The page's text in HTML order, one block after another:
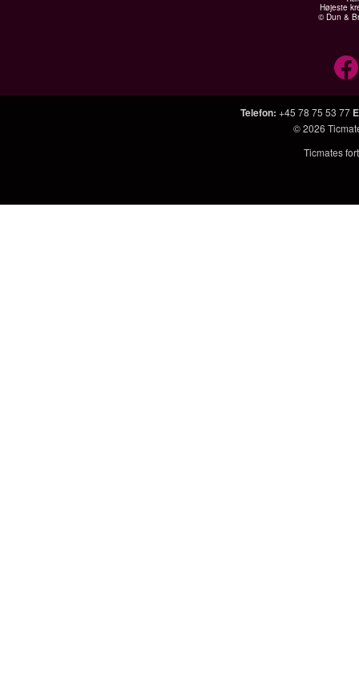
Højeste
© Dun &
Telefon: +45 78 75 53 77
© 2026
Ticmates